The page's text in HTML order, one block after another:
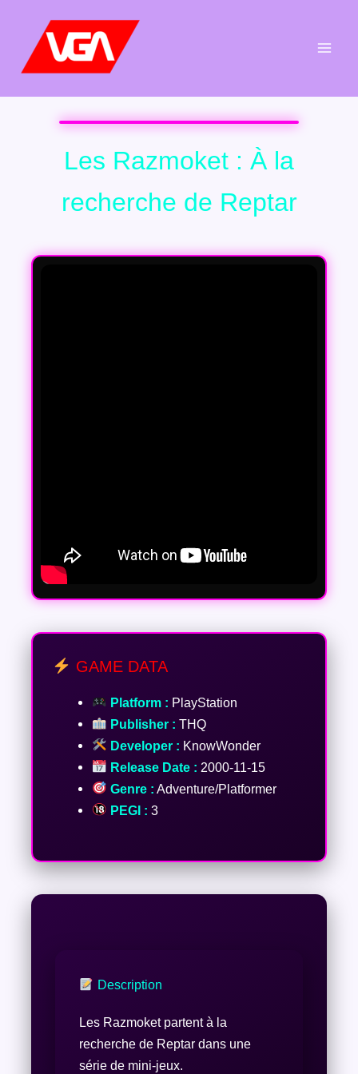
contenu
Les Razmoket : À la
recherche de Reptar
GAME DATA
Platform : PlayStation
Publisher : THQ
Developer : KnowWonder
Release Date : 2000-11-15
Genre : Adventure/Platformer
PEGI : 3
Description
Les Razmoket partent à la
recherche de Reptar dans une
série de mini-jeux.